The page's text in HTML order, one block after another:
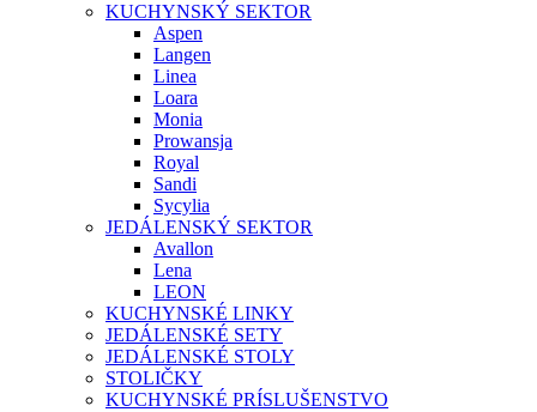
KUCHYNSKÝ SEKTOR
Aspen
Langen
Linea
Loara
Monia
Prowansja
Royal
Sandi
Sycylia
JEDÁLENSKÝ SEKTOR
Avallon
Lena
LEON
KUCHYNSKÉ LINKY
JEDÁLENSKÉ SETY
JEDÁLENSKÉ STOLY
STOLIČKY
KUCHYNSKÉ PRÍSLUŠENSTVO